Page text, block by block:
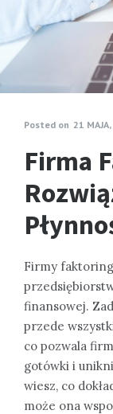
Posted on 21
Firma
Firmy
finansowej.
przede
co pozwala
gotówki i
wiesz, co
może ona